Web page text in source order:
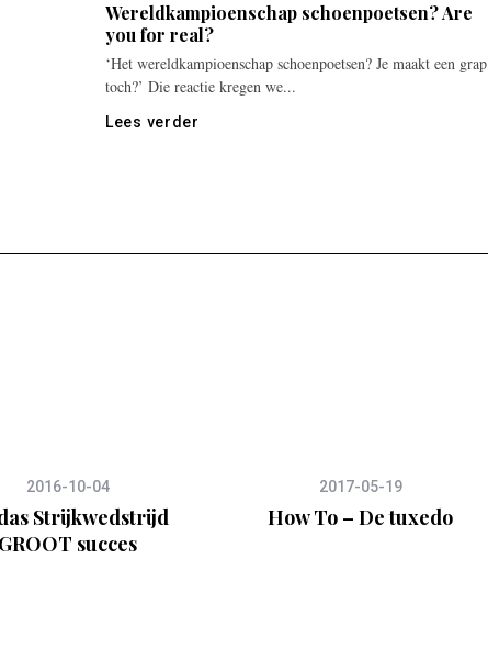
Wereldkampioenschap schoenpoetsen? Are
you for real?
‘Het wereldkampioenschap schoenpoetsen? Je maakt een grap
toch?’ Die reactie kregen we...
Lees verder
2016-10-04
Strijkwedstrijd
GROOT succes
2017-05-19
How To – De tuxedo